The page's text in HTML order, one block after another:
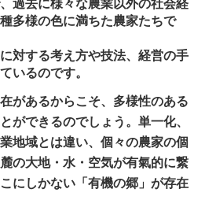
過去に様々な農業以外の社会経
多様の色に満ちた農家たちで
対する考え方や技法、経営の手
いるのです。
があるからこそ、多様性のある
ができるのでしょう。単一化、
地域とは違い、個々の農家の個
の大地・水・空気が有氣的に繋
にしかない「有機の郷」が存在